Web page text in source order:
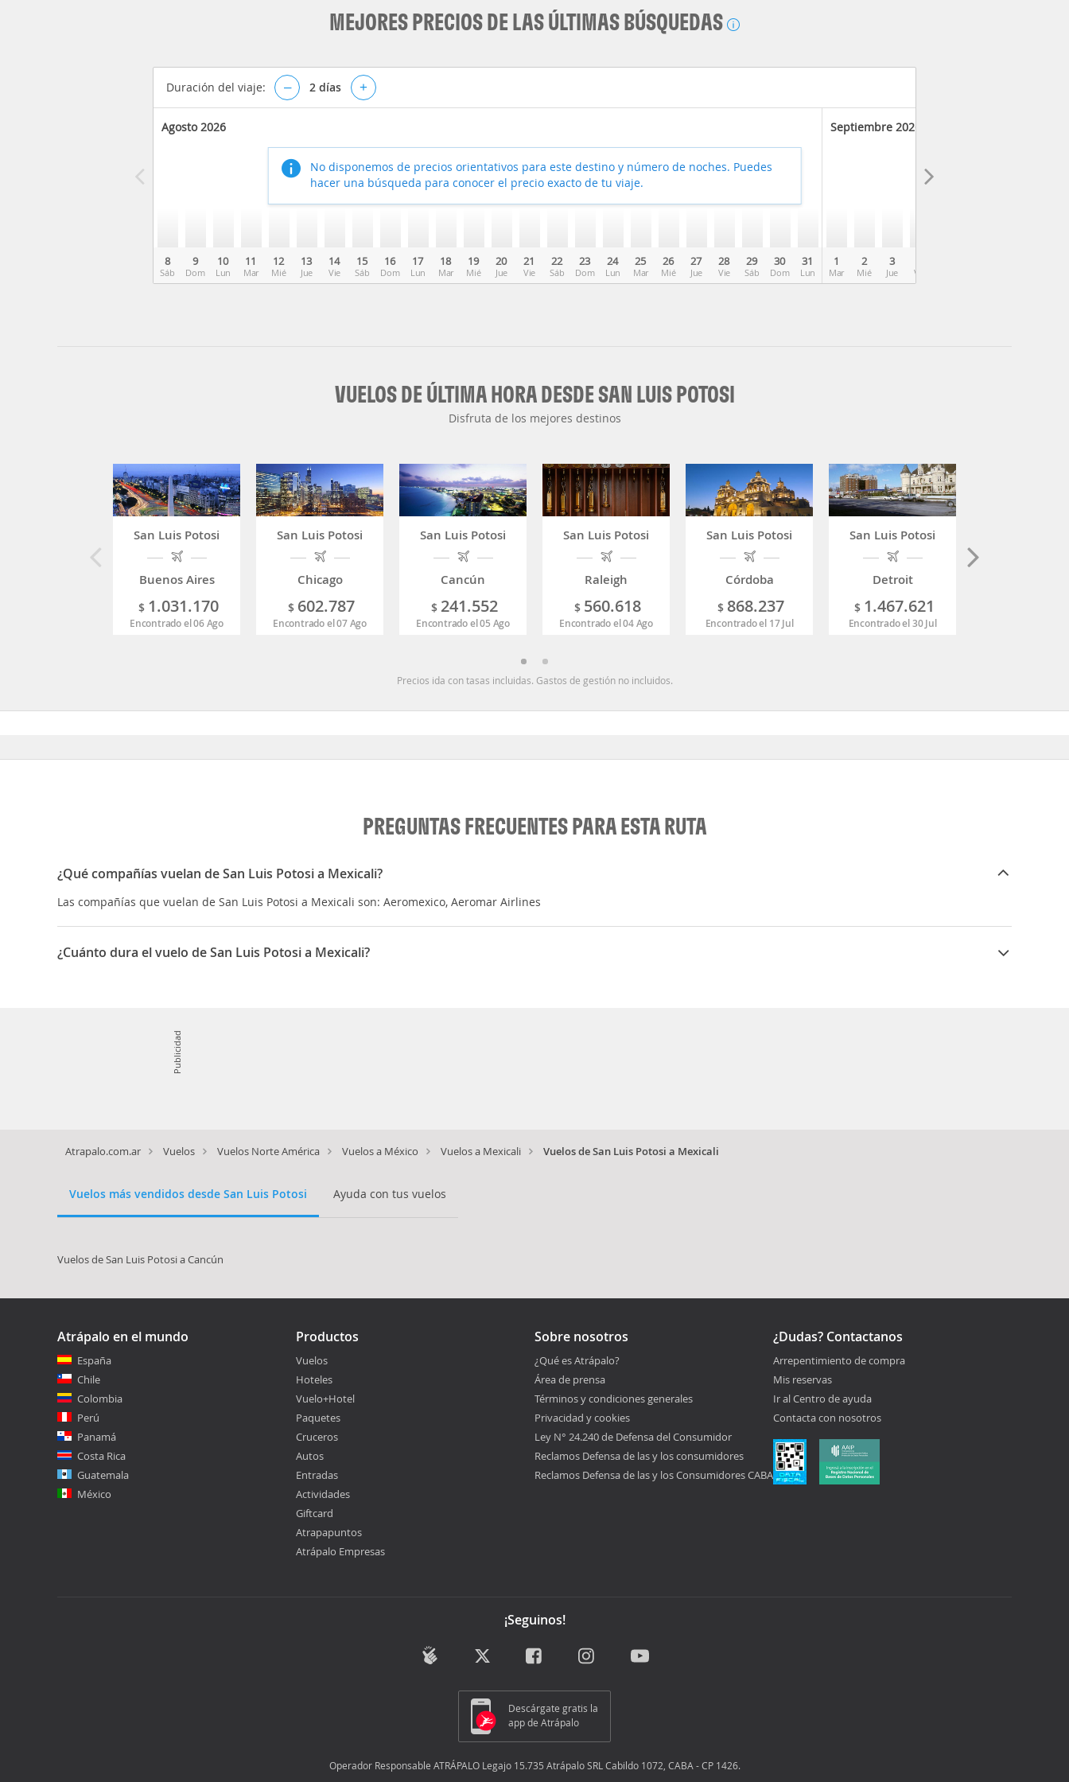
MEJORES PRECIOS DE LAS ÚLTIMAS BÚSQUEDAS
Duración del viaje: – 2 días +
Agosto 2026
8
Sáb
9
Dom
10
Lun
11
Mar
12
Mié
13
Jue
14
Vie
15
Sáb
16
Dom
17
Lun
18
Mar
19
Mié
20
Jue
21
Vie
22
Sáb
23
Dom
24
Lun
25
Mar
26
Mié
27
Jue
28
Vie
29
Sáb
30
Dom
31
Lun
Septiembre 2026
1
Mar
2
Mié
3
Jue Vie
No disponemos de precios orientativos para este destino y número de noches. Puedes
hacer una búsqueda para conocer el precio exacto de tu viaje.
VUELOS DE ÚLTIMA HORA DESDE SAN LUIS POTOSI
Disfruta de los mejores destinos
San Luis Potosi
Buenos Aires
$ 1.031.170
Encontrado el 06 Ago
San Luis Potosi
Chicago
$ 602.787
Encontrado el 07 Ago
San Luis Potosi
Cancún
$ 241.552
Encontrado el 05 Ago
San Luis Potosi
Raleigh
$ 560.618
Encontrado el 04 Ago
San Luis Potosi
Córdoba
$ 868.237
Encontrado el 17 Jul
San Luis Potosi
Detroit
$ 1.467.621
Encontrado el 30 Jul
Precios ida con tasas incluidas. Gastos de gestión no incluidos.
PREGUNTAS FRECUENTES PARA ESTA RUTA
¿Qué compañías vuelan de San Luis Potosi a Mexicali?
Las compañías que vuelan de San Luis Potosi a Mexicali son: Aeromexico, Aeromar Airlines
¿Cuánto dura el vuelo de San Luis Potosi a Mexicali?
Publicidad
Atrapalo.com.ar Vuelos Vuelos Norte América Vuelos a México Vuelos a Mexicali Vuelos de San Luis Potosi a Mexicali
Vuelos más vendidos desde San Luis Potosi Ayuda con tus vuelos
Vuelos de San Luis Potosi a Cancún
Atrápalo en el mundo
España
Chile
Colombia
Perú
Panamá
Costa Rica
Guatemala
México
Productos
Vuelos
Hoteles
Vuelo+Hotel
Paquetes
Cruceros
Autos
Entradas
Actividades
Giftcard
Atrapapuntos
Atrápalo Empresas
Sobre nosotros
¿Qué es Atrápalo?
Área de prensa
Términos y condiciones generales
Privacidad y cookies
Ley N° 24.240 de Defensa del Consumidor
Reclamos Defensa de las y los consumidores
Reclamos Defensa de las y los Consumidores CABA
¿Dudas? Contactanos
Arrepentimiento de compra
Mis reservas
Ir al Centro de ayuda
Contacta con nosotros
¡Seguinos!
Descárgate gratis la
app de Atrápalo
Operador Responsable ATRÁPALO Legajo 15.735 Atrápalo SRL Cabildo 1072, CABA - CP 1426.